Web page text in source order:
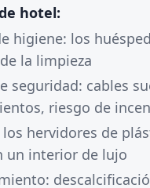
hotel:
higiene: los
la limpieza
seguridad: cables
riesgo de
los hervidores de
un interior de lujo